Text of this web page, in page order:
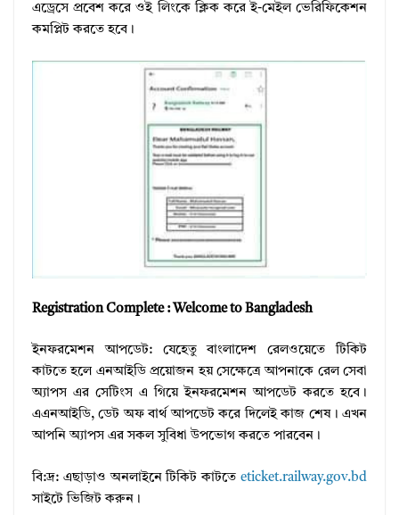
এড্রেসে প্রবেশ করে ওই লিংকে ক্লিক করে ই-মেইল ভেরিফিকেশন
কমপ্লিট করতে হবে।
Registration Complete : Welcome to Bangladesh
ইনফরমেশন আপডেট: যেহেতু বাংলাদেশ রেলওয়েতে টিকিট
কাটতে হলে এনআইডি প্রয়োজন হয় সেক্ষেত্রে আপনাকে রেল সেবা
অ্যাপস এর সেটিংস এ গিয়ে ইনফরমেশন আপডেট করতে হবে।
এএনআইডি, ডেট অফ বার্থ আপডেট করে দিলেই কাজ শেষ। এখন
আপনি অ্যাপস এর সকল সুবিধা উপভোগ করতে পারবেন।
বি:দ্র: এছাড়াও অনলাইনে টিকিট কাটতে eticket.railway.gov.bd
সাইটে ভিজিট করুন।